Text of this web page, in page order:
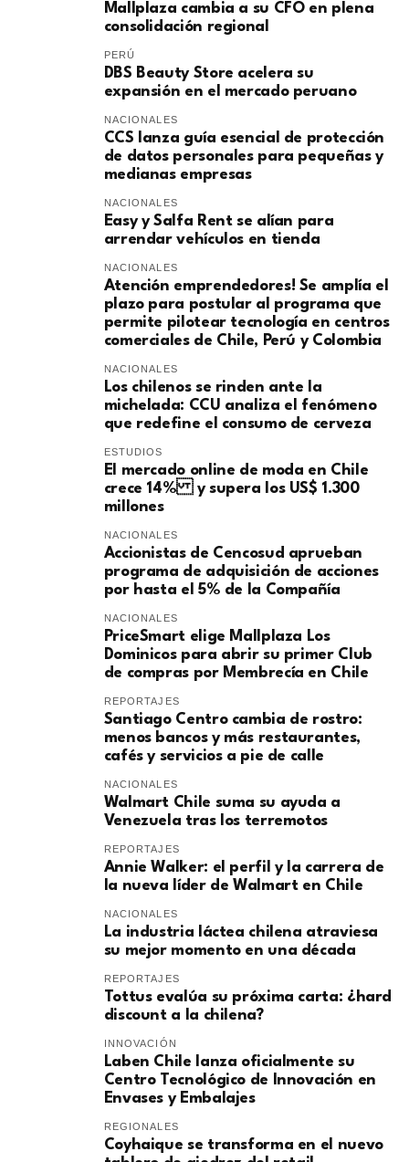
Mallplaza cambia a su CFO en plena
consolidación regional
PERÚ
DBS Beauty Store acelera su
expansión en el mercado peruano
NACIONALES
CCS lanza guía esencial de protección
de datos personales para pequeñas y
medianas empresas
NACIONALES
Easy y Salfa Rent se alían para
arrendar vehículos en tienda
NACIONALES
Atención emprendedores! Se amplía el
plazo para postular al programa que
permite pilotear tecnología en centros
comerciales de Chile, Perú y Colombia
NACIONALES
Los chilenos se rinden ante la
michelada: CCU analiza el fenómeno
que redefine el consumo de cerveza
ESTUDIOS
El mercado online de moda en Chile
crece 14% y supera los US$ 1.300
millones
NACIONALES
Accionistas de Cencosud aprueban
programa de adquisición de acciones
por hasta el 5% de la Compañía
NACIONALES
PriceSmart elige Mallplaza Los
Dominicos para abrir su primer Club
de compras por Membrecía en Chile
REPORTAJES
Santiago Centro cambia de rostro:
menos bancos y más restaurantes,
cafés y servicios a pie de calle
NACIONALES
Walmart Chile suma su ayuda a
Venezuela tras los terremotos
REPORTAJES
Annie Walker: el perfil y la carrera de
la nueva líder de Walmart en Chile
NACIONALES
La industria láctea chilena atraviesa
su mejor momento en una década
REPORTAJES
Tottus evalúa su próxima carta: ¿hard
discount a la chilena?
INNOVACIÓN
Laben Chile lanza oficialmente su
Centro Tecnológico de Innovación en
Envases y Embalajes
REGIONALES
Coyhaique se transforma en el nuevo